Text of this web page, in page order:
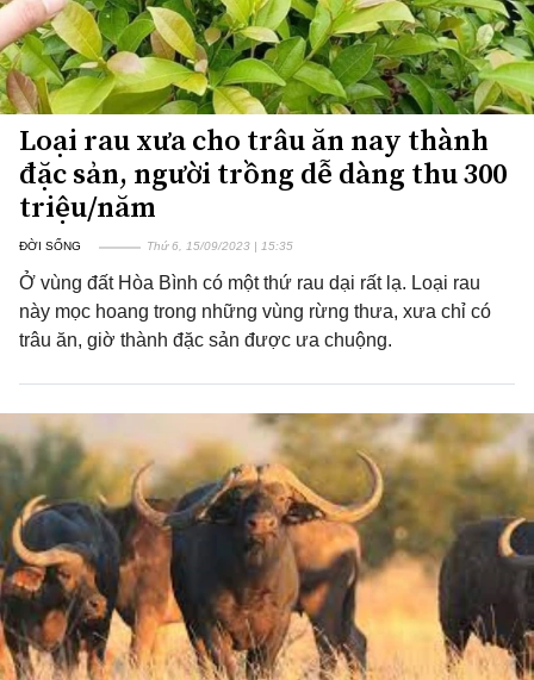
Loại rau xưa cho trâu ăn nay thành
đặc sản, người trồng dễ dàng thu 300
triệu/năm
ĐỜI SỐNG Thứ 6, 15/09/2023 | 15:35
Ở vùng đất Hòa Bình có một thứ rau dại rất lạ. Loại rau
này mọc hoang trong những vùng rừng thưa, xưa chỉ có
trâu ăn, giờ thành đặc sản được ưa chuộng.